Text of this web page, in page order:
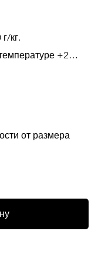
кг.
+2…
от размера